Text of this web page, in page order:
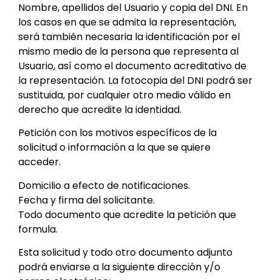
Nombre, apellidos del Usuario y copia del DNI. En
los casos en que se admita la representación,
será también necesaria la identificación por el
mismo medio de la persona que representa al
Usuario, así como el documento acreditativo de
la representación. La fotocopia del DNI podrá ser
sustituida, por cualquier otro medio válido en
derecho que acredite la identidad.
Petición con los motivos específicos de la
solicitud o información a la que se quiere
acceder.
Domicilio a efecto de notificaciones.
Fecha y firma del solicitante.
Todo documento que acredite la petición que
formula.
Esta solicitud y todo otro documento adjunto
podrá enviarse a la siguiente dirección y/o